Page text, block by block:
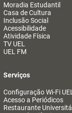
Moradia Estudantil
Casa de Cultura
Inclusão Social
Acessibilidade
Atividade Física
TV UEL
UEL FM
Serviços
Configuração Wi-Fi UEL
Acesso a Periódicos
Restaurante